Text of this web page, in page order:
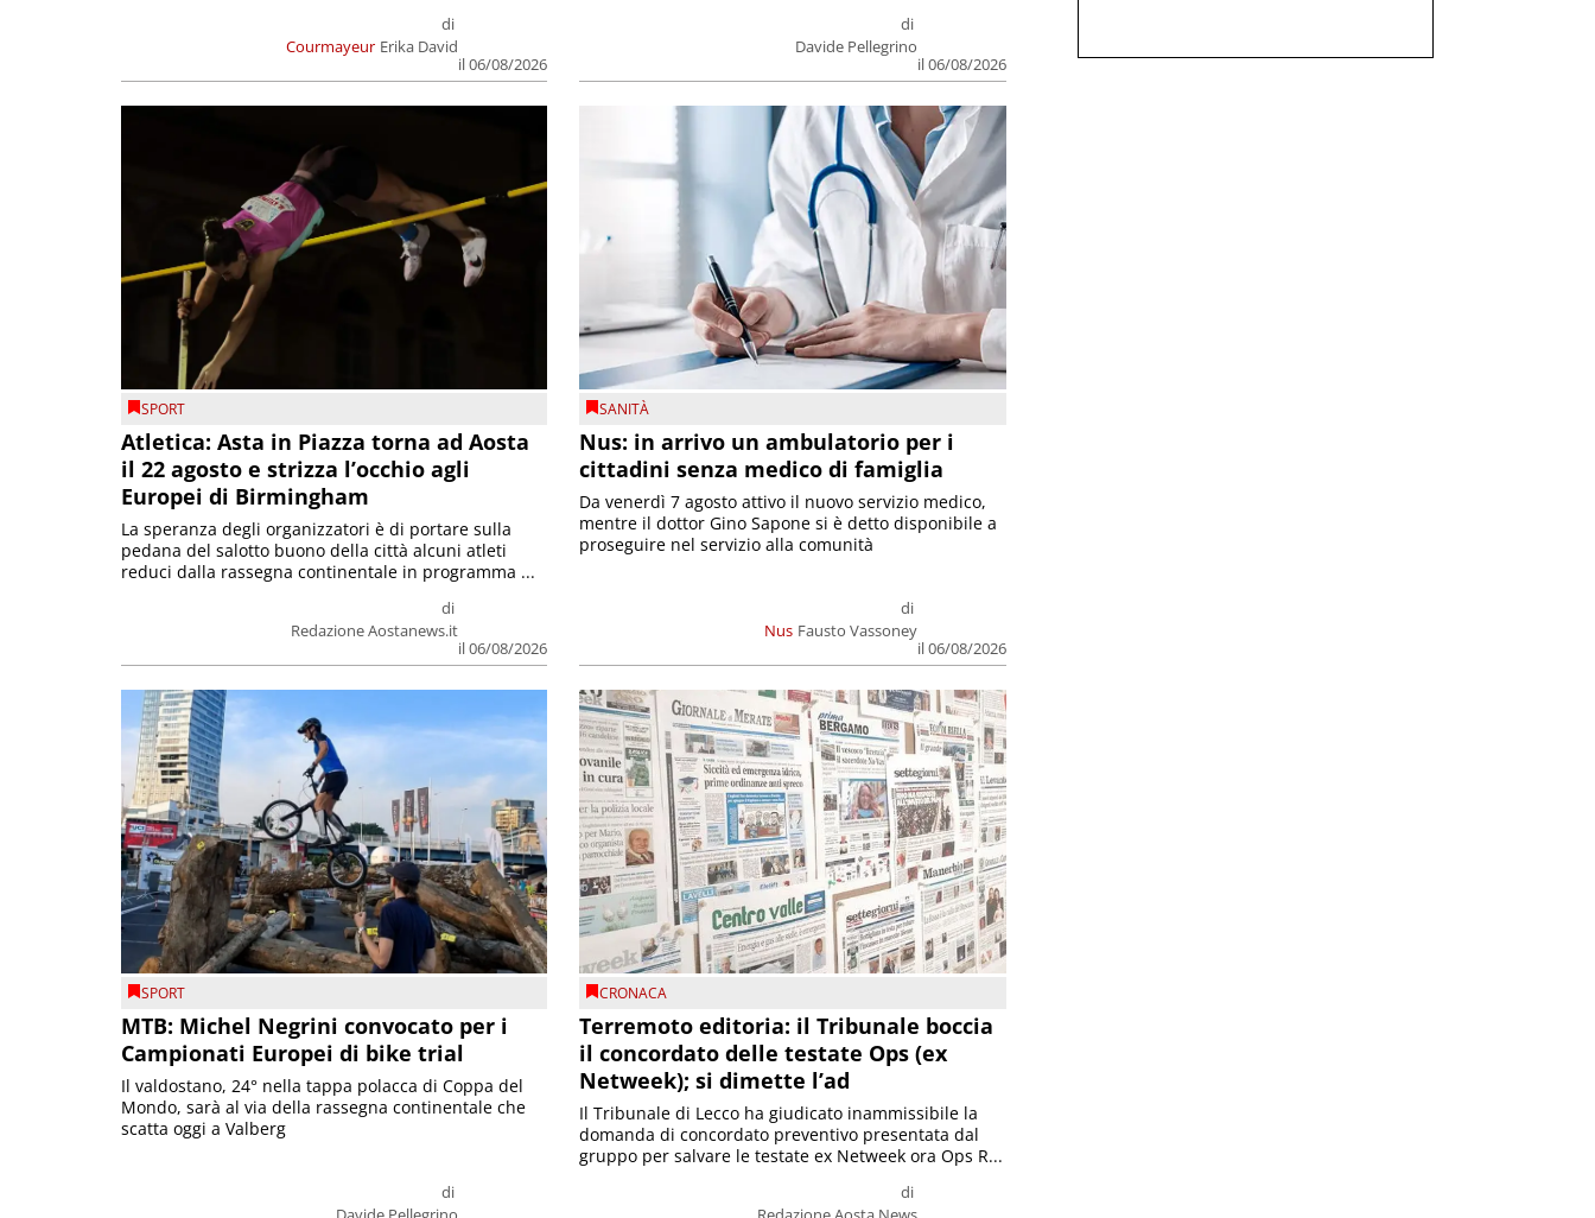
Courmayeur
di
Erika David
il 06/08/2026
di
Davide Pellegrino
il 06/08/2026
SPORT
Atletica: Asta in Piazza torna ad Aosta
il 22 agosto e strizza l’occhio agli
Europei di Birmingham
di
Redazione Aostanews.it
il 06/08/2026
La speranza degli organizzatori è di portare sulla
pedana del salotto buono della città alcuni atleti
reduci dalla rassegna continentale in programma ...
SANITÀ
Nus: in arrivo un ambulatorio per i
cittadini senza medico di famiglia
Nus
di
Fausto Vassoney
il 06/08/2026
Da venerdì 7 agosto attivo il nuovo servizio medico,
mentre il dottor Gino Sapone si è detto disponibile a
proseguire nel servizio alla comunità
SPORT
MTB: Michel Negrini convocato per i
Campionati Europei di bike trial
di
Il valdostano, 24° nella tappa polacca di Coppa del
Mondo, sarà al via della rassegna continentale che
scatta oggi a Valberg
CRONACA
Terremoto editoria: il Tribunale boccia
il concordato delle testate Ops (ex
Netweek); si dimette l’ad
di
Il Tribunale di Lecco ha giudicato inammissibile la
domanda di concordato preventivo presentata dal
gruppo per salvare le testate ex Netweek ora Ops R...